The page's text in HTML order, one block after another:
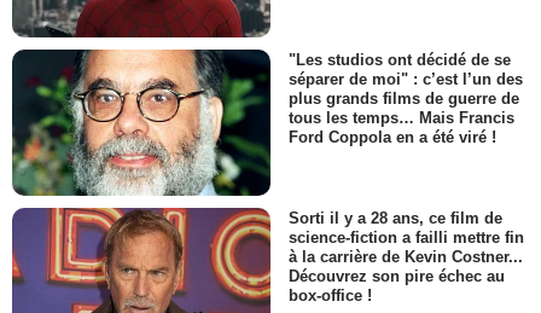
"Les studios ont décidé de se
séparer de moi" : c’est l’un des
plus grands films de guerre de
tous les temps… Mais Francis
Ford Coppola en a été viré !
Sorti il y a 28 ans, ce film de
science-fiction a failli mettre fin
à la carrière de Kevin Costner...
Découvrez son pire échec au
box-office !